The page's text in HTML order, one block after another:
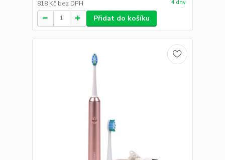
818 Kč bez DPH 4 dny
Přidat do košíku